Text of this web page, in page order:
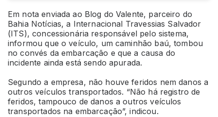
Em nota enviada ao Blog do Valente, parceiro do
Bahia Notícias, a Internacional Travessias Salvador
(ITS), concessionária responsável pelo sistema,
informou que o veículo, um caminhão baú, tombou
no convés da embarcação e que a causa do
incidente ainda está sendo apurada.
Segundo a empresa, não houve feridos nem danos a
outros veículos transportados. “Não há registro de
feridos, tampouco de danos a outros veículos
transportados na embarcação”, indicou.